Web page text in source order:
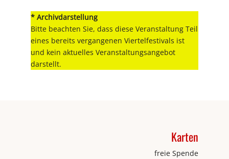
* Archivdarstellung
Bitte beachten Sie, dass diese Veranstaltung Teil
eines bereits vergangenen Viertelfestivals ist
und kein aktuelles Veranstaltungsangebot
darstellt.
Karten
freie Spende